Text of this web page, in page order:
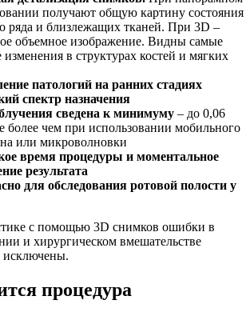
получают общую картину состояния
ряда и близлежащих тканей. При 3D –
объемное изображение. Видны самые
изменения в структурах костей и мягких
патологий на ранних стадиях
спектр назначения
сведена к минимуму – до 0,06
более чем при использовании мобильного
или микроволновки
время процедуры и моментальное
результата
для обследования ротовой полости у
с помощью 3D снимков ошибки в
и хирургическом вмешательстве
исключены.
процедура